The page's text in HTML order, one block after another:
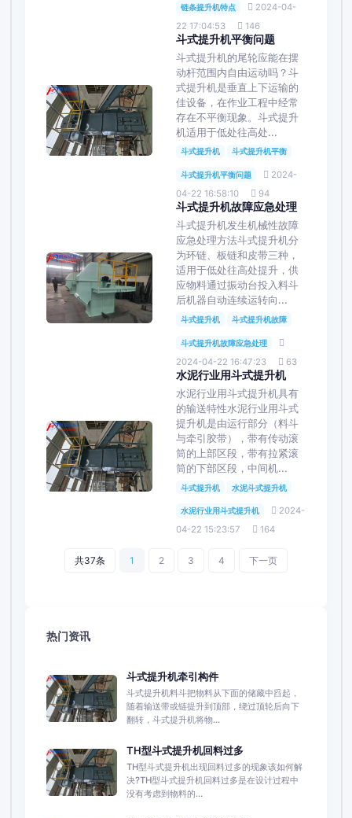
链条提升机特点
2024-04-
22 17:04:53
146
斗式提升机平衡问题
斗式提升机的尾轮应能在摆
动杆范围内自由运动吗？​斗
式提升机是垂直上下运输的
佳设备，在作业工程中经常
存在不平衡现象。斗式提升
机适用于低处往高处...
斗式提升机 斗式提升机平衡
斗式提升机平衡问题
2024-
04-22 16:58:10
94
斗式提升机故障应急处理
斗式提升机发生机械性故障
应急处理方法斗式提升机分
为环链、板链和皮带三种，
适用于低处往高处提升，供
应物料通过振动台投入料斗
后机器自动连续运转向...
斗式提升机 斗式提升机故障
斗式提升机故障应急处理
2024-04-22 16:47:23 63
水泥行业用斗式提升机
水泥行业用斗式提升机具有
的输送特性水泥行业用斗式
提升机是由运行部分（料斗
与牵引胶带），带有传动滚
筒的上部区段，带有拉紧滚
筒的下部区段，中间机...
斗式提升机 水泥斗式提升机
水泥行业用斗式提升机
2024-
04-22 15:23:57
164
共37条 1 2 3 4 下一页
热门资讯
斗式提升机牵引构件
斗式提升机料斗把物料从下面的储藏中舀起，
随着输送带或链提升到顶部，绕过顶轮后向下
翻转，斗式提升机将物...
TH型斗式提升机回料过多
TH型斗式提升机出现回料过多的现象该如何解
决?TH型斗式提升机回料过多是在设计过程中
没有考虑到物料的...